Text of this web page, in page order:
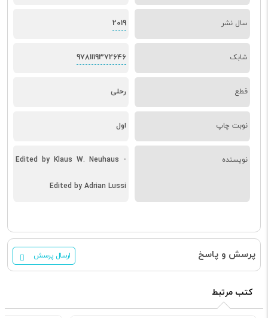
سال نشر 2019
شابک 9781119372646
قطع رحلی
نوبت چاپ اول
نویسنده Edited by Klaus W. Neuhaus -
Edited by Adrian Lussi
پرسش و پاسخ ارسال پرسش
کتب مرتبط